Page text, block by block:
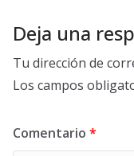
Deja una
Tu dirección de
Los campos
Comentario *